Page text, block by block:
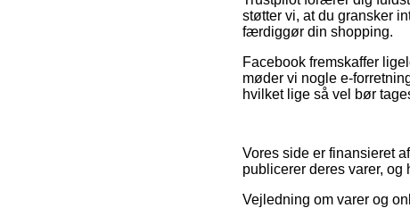
støtter vi, at du gransker
færdiggør din shopping.
Facebook fremskaffer
møder vi nogle e-
hvilket lige så vel bør
Vores side er finansieret
publicerer deres varer,
Vejledning om varer og